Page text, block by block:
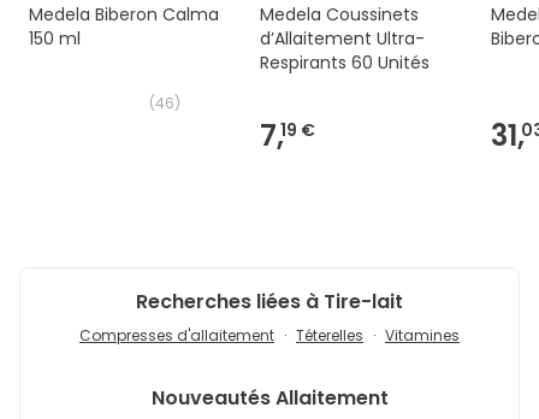
Medela Biberon Calma
150 ml
(46)
Medela Coussinets
d’Allaitement Ultra-
Respirants 60 Unités
7,19 € 31,
Recherches liées à Tire-lait
Compresses d'allaitement Téterelles Vitamines
NouveautésAllaitement